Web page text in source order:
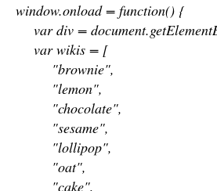
window.onload = function() {
var div =
var wikis = [
"brownie",
"lemon",
"chocolate",
"sesame",
"lollipop",
"oat",
"cake",